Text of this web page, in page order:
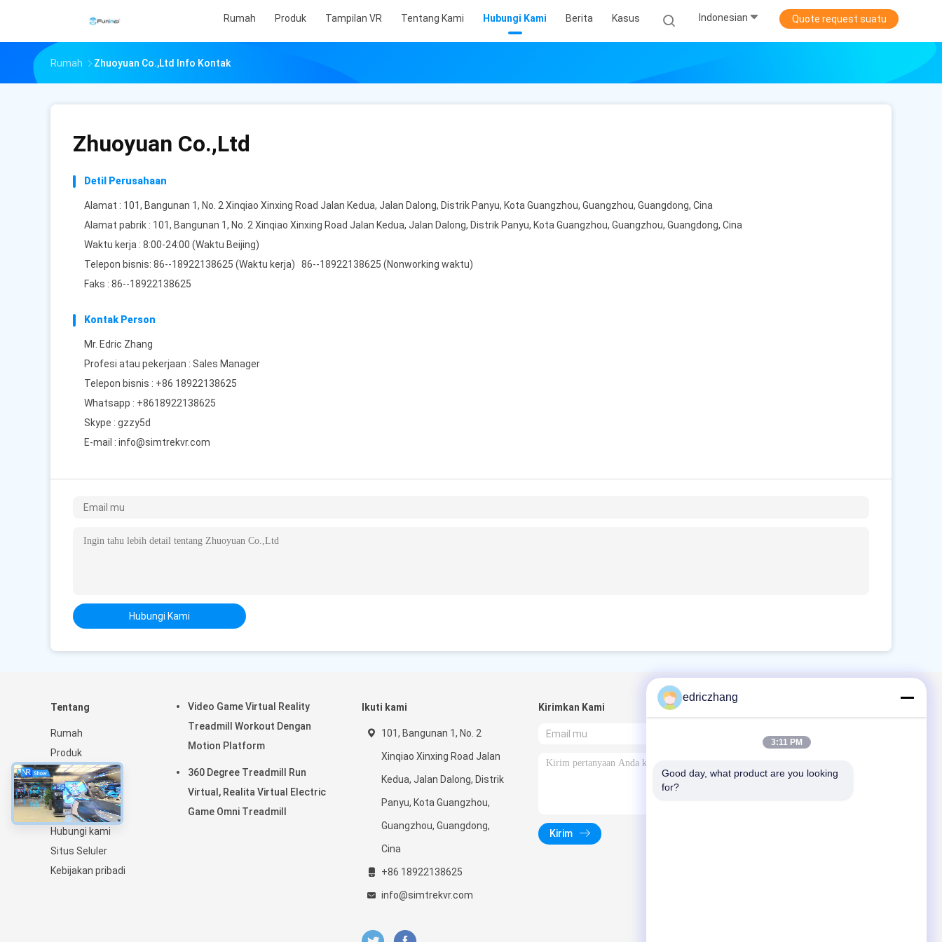
Rumah Produk Tampilan VR Tentang Kami Hubungi Kami Berita Kasus Indonesian Quote request suatu
Rumah Zhuoyuan Co.,Ltd Info Kontak
Zhuoyuan Co.,Ltd
Detil Perusahaan
Alamat : 101, Bangunan 1, No. 2 Xinqiao Xinxing Road Jalan Kedua, Jalan Dalong, Distrik Panyu, Kota Guangzhou, Guangzhou, Guangdong, Cina
Alamat pabrik : 101, Bangunan 1, No. 2 Xinqiao Xinxing Road Jalan Kedua, Jalan Dalong, Distrik Panyu, Kota Guangzhou, Guangzhou, Guangdong, Cina
Waktu kerja : 8:00-24:00 (Waktu Beijing)
Telepon bisnis: 86--18922138625 (Waktu kerja) 86--18922138625 (Nonworking waktu)
Faks : 86--18922138625
Kontak Person
Mr. Edric Zhang
Profesi atau pekerjaan : Sales Manager
Telepon bisnis : +86 18922138625
Whatsapp : +8618922138625
Skype : gzzy5d
E-mail : info@simtrekvr.com
Hubungi Kami
Tentang
Rumah
Produk
Tentang kami
Tur Pabrik
Kontrol kualitas
Hubungi kami
Situs Seluler
Kebijakan pribadi
Video Game Virtual Reality
Treadmill Workout Dengan
Motion Platform
360 Degree Treadmill Run
Virtual, Realita Virtual Electric
Game Omni Treadmill
Ikuti kami
101, Bangunan 1, No. 2
Xinqiao Xinxing Road Jalan
Kedua, Jalan Dalong, Distrik
Panyu, Kota Guangzhou,
Guangzhou, Guangdong,
Cina
+86 18922138625
info@simtrekvr.com
Kirimkan Kami
Kirim
edriczhang
3:11 PM
Good day, what product are you looking
for?